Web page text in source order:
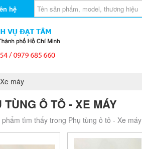
hệ
máy
TÙNG Ô TÔ - XE MÁY
tìm thấy trong Phụ tùng ô tô - Xe máy